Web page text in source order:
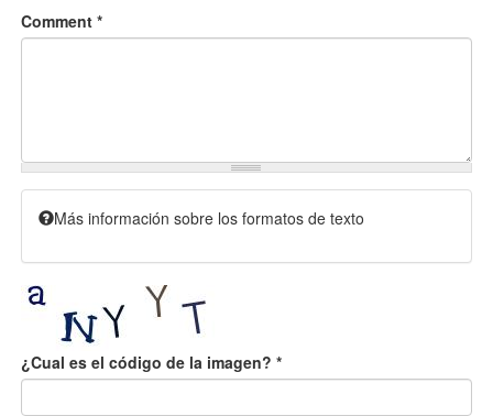
Comment *
Más información sobre los formatos de texto
¿Cual es el código de la imagen? *